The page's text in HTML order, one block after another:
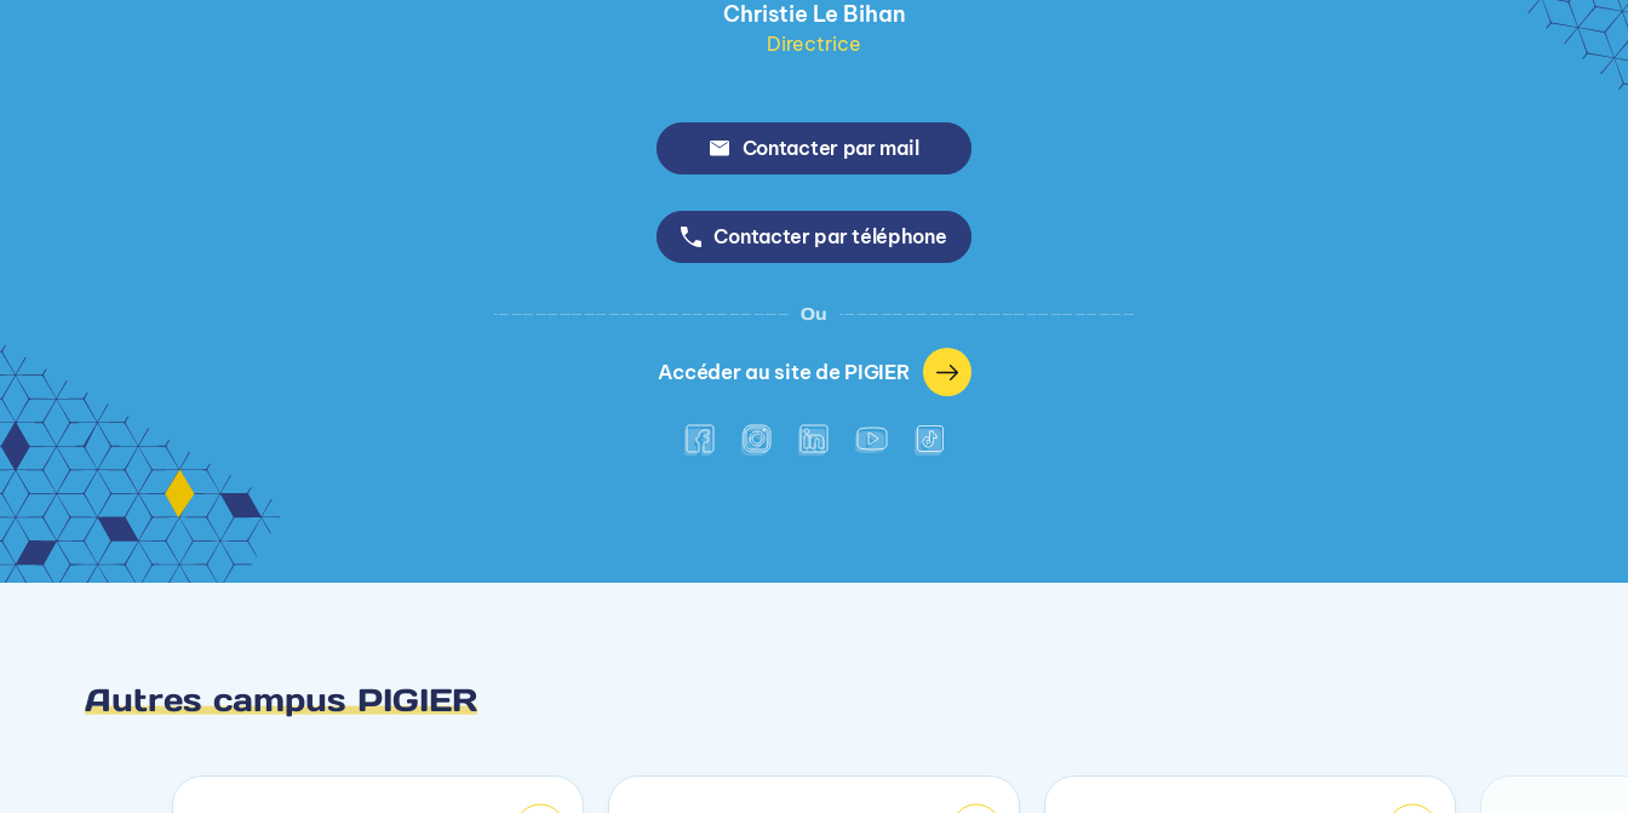
Christie Le Bihan
Directrice
Contacter par mail
Contacter par téléphone
Ou
Accéder au site de PIGIER
Autres campus PIGIER